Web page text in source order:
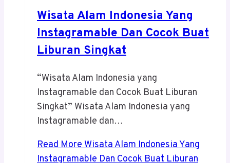
Wisata Alam Indonesia Yang
Instagramable Dan Cocok Buat
Liburan Singkat
“Wisata Alam Indonesia yang
Instagramable dan Cocok Buat Liburan
Singkat” Wisata Alam Indonesia yang
Instagramable dan…
Read MoreWisata Alam Indonesia Yang
Instagramable Dan Cocok Buat Liburan